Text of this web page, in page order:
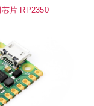
片 RP2350